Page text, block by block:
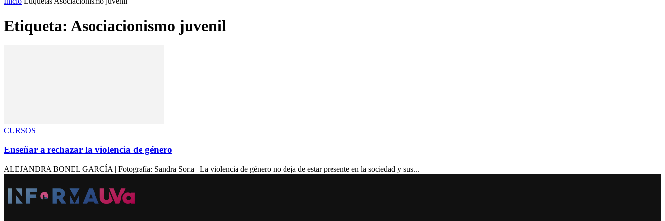
Etiqueta: Asociacionismo juvenil
CURSOS
Enseñar a rechazar la violencia de género
ALEJANDRA BONEL GARCÍA | Fotografía: Sandra Soria | La violencia de género no deja de estar presente en la sociedad y sus...